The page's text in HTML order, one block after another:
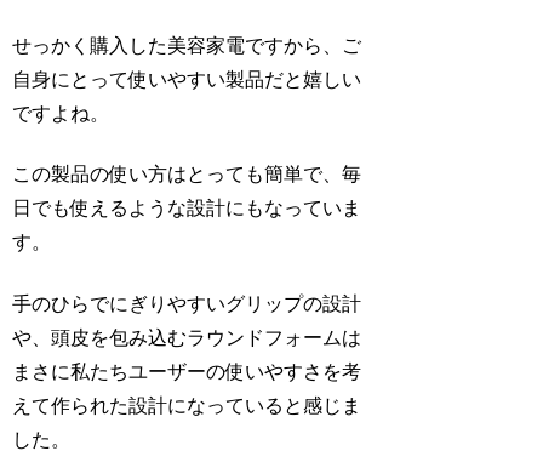
せっかく購入した美容家電ですから、ご
自身にとって使いやすい製品だと嬉しい
ですよね。
この製品の使い方はとっても簡単で、毎
日でも使えるような設計にもなっていま
す。
手のひらでにぎりやすいグリップの設計
や、頭皮を包み込むラウンドフォームは
まさに私たちユーザーの使いやすさを考
えて作られた設計になっていると感じま
した。